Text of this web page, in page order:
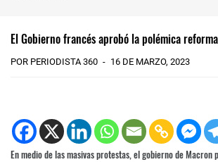
El Gobierno francés aprobó la polémica
POR PERIODISTA 360 16 DE MARZO, 2023
En medio de las masivas protestas, el gobierno de